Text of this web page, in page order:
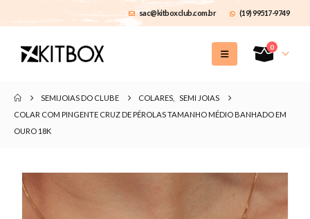
sac@kitboxclub.com.br (19) 99517-9749
0
SEMIJOIAS DO CLUBE COLARES
SEMI JOIAS
COLAR COM PINGENTE CRUZ DE PÉROLAS TAMANHO MÉDIO BANHADO EM
OURO 18K